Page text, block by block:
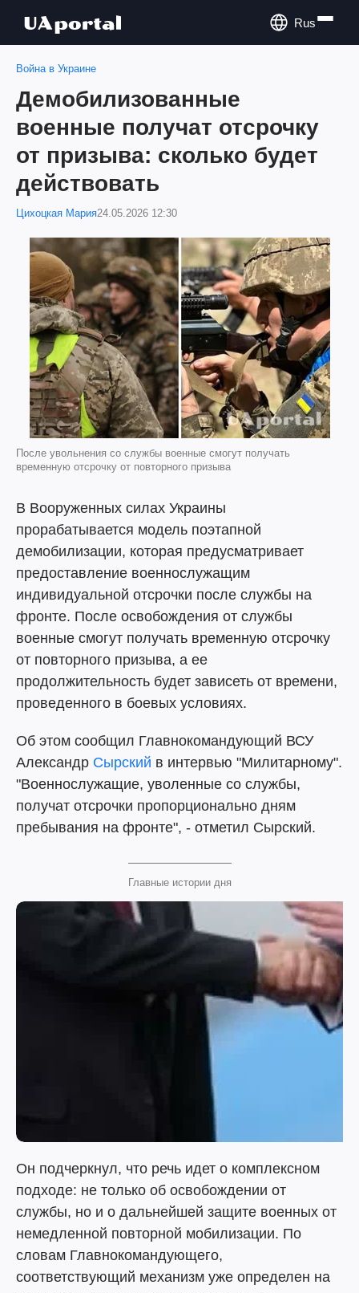
Rus
Война в Украине
Демобилизованные
военные получат отсрочку
от призыва: сколько будет
действовать
Цихоцкая Мария24.05.2026 12:30
После увольнения со службы военные смогут получать
временную отсрочку от повторного призыва
В Вооруженных силах Украины
прорабатывается модель поэтапной
демобилизации, которая предусматривает
предоставление военнослужащим
индивидуальной отсрочки после службы на
фронте. После освобождения от службы
военные смогут получать временную отсрочку
от повторного призыва, а ее
продолжительность будет зависеть от времени,
проведенного в боевых условиях.
Об этом сообщил Главнокомандующий ВСУ
Александр Сырский в интервью "Милитарному".
"Военнослужащие, уволенные со службы,
получат отсрочки пропорционально дням
пребывания на фронте", - отметил Сырский.
Главные истории дня
Он подчеркнул, что речь идет о комплексном
подходе: не только об освобождении от
службы, но и о дальнейшей защите военных от
немедленной повторной мобилизации. По
словам Главнокомандующего,
соответствующий механизм уже определен на